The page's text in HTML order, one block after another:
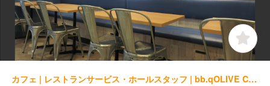
カフェ | レストランサービス・ホールスタッフ | bb.qOLIVE CHICKEN cafe ポンテポルタ千住店